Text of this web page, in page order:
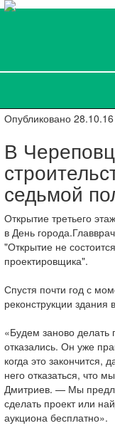
Опубликовано 28.10.16
В
седьмой
Открытие третьего
в День
"Открытие не
проектировщика".
Спустя почти год с
реконструкции здания
«Будем заново делать
отказались. Он уже
когда это закончится,
него отказаться, что
Дмитриев. — Мы
сделать проект или
аукциона бесплатно».